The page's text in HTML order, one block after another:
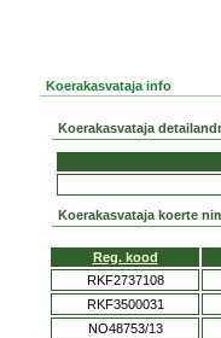
Koerakasvataja info
Koerakasvataja
Koerakasvataja koerte
Reg. kood
RKF2737108
RKF3500031
NO48753/13